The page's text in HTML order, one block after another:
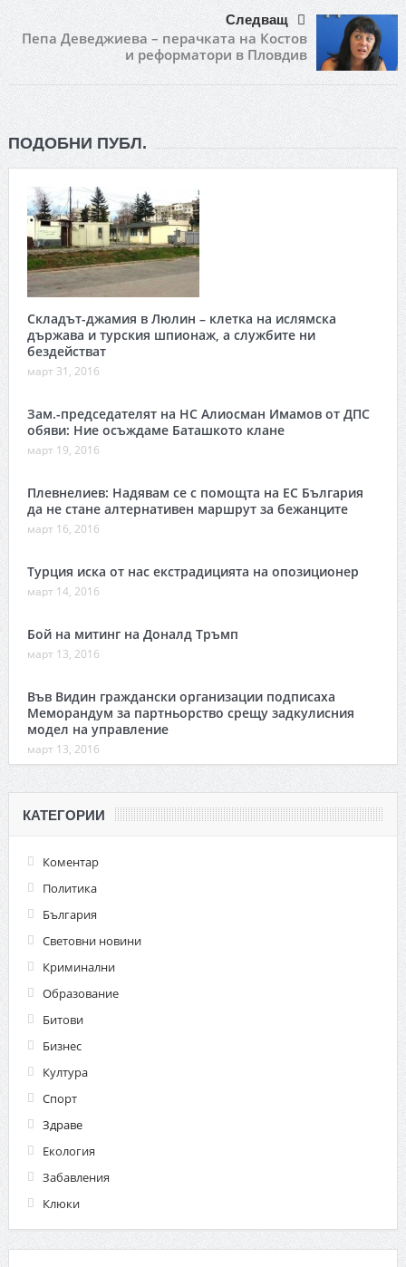
Следващ
Пепа Деведжиева – перачката на Костов
и реформатори в Пловдив
ПОДОБНИ ПУБЛ.
Складът-джамия в Люлин – клетка на ислямска
държава и турския шпионаж, а службите ни
бездействат
март 31, 2016
Зам.-председателят на НС Алиосман Имамов от ДПС
обяви: Ние осъждаме Баташкото клане
март 19, 2016
Плевнелиев: Надявам се с помощта на ЕС България
да не стане алтернативен маршрут за бежанците
март 16, 2016
Турция иска от нас екстрадицията на опозиционер
март 14, 2016
Бой на митинг на Доналд Тръмп
март 13, 2016
Във Видин граждански организации подписаха
Меморандум за партньорство срещу задкулисния
модел на управление
март 13, 2016
КАТЕГОРИИ
Коментар
Политика
България
Световни новини
Криминални
Образование
Битови
Бизнес
Култура
Спорт
Здраве
Екология
Забавления
Клюки